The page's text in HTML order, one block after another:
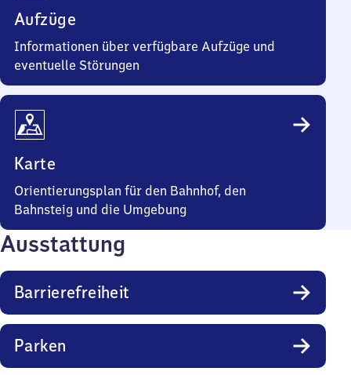
Aufzüge
Informationen über verfügbare Aufzüge und
eventuelle Störungen
Karte
Orientierungsplan für den Bahnhof, den
Bahnsteig und die Umgebung
Ausstattung
Barrierefreiheit
Parken